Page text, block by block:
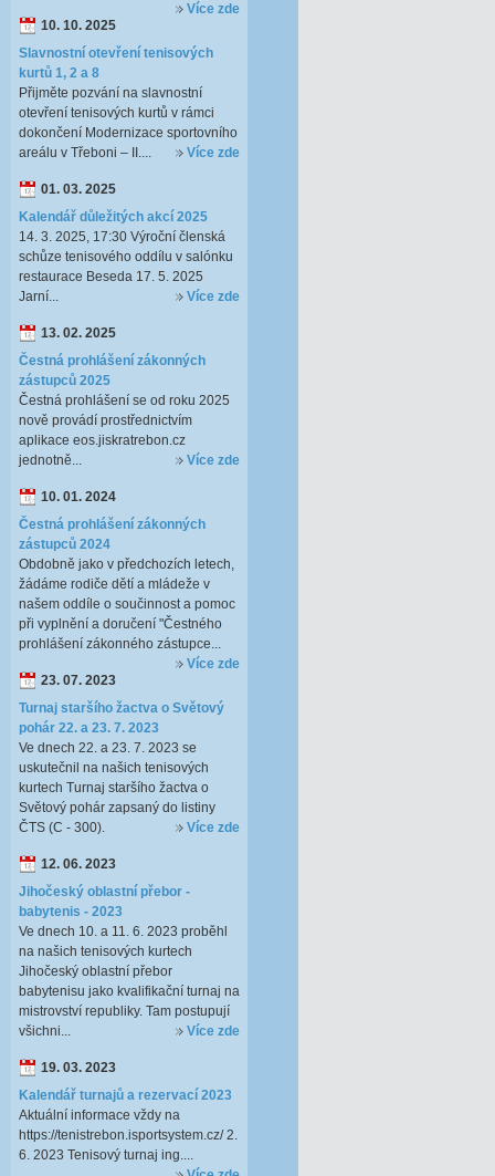
Více zde
10. 10. 2025
Slavnostní otevření tenisových
kurtů 1, 2 a 8
Přijměte pozvání na slavnostní
otevření tenisových kurtů v rámci
dokončení Modernizace sportovního
areálu v Třeboni – II....
Více zde
01. 03. 2025
Kalendář důležitých akcí 2025
14. 3. 2025, 17:30 Výroční členská
schůze tenisového oddílu v salónku
restaurace Beseda 17. 5. 2025
Jarní...
Více zde
13. 02. 2025
Čestná prohlášení zákonných
zástupců 2025
Čestná prohlášení se od roku 2025
nově provádí prostřednictvím
aplikace eos.jiskratrebon.cz
jednotně...
Více zde
10. 01. 2024
Čestná prohlášení zákonných
zástupců 2024
Obdobně jako v předchozích letech,
žádáme rodiče dětí a mládeže v
našem oddíle o součinnost a pomoc
při vyplnění a doručení "Čestného
prohlášení zákonného zástupce...
Více zde
23. 07. 2023
Turnaj staršího žactva o Světový
pohár 22. a 23. 7. 2023
Ve dnech 22. a 23. 7. 2023 se
uskutečnil na našich tenisových
kurtech Turnaj staršího žactva o
Světový pohár zapsaný do listiny
ČTS (C - 300).
Více zde
12. 06. 2023
Jihočeský oblastní přebor -
babytenis - 2023
Ve dnech 10. a 11. 6. 2023 proběhl
na našich tenisových kurtech
Jihočeský oblastní přebor
babytenisu jako kvalifikační turnaj na
mistrovství republiky. Tam postupují
všichni...
Více zde
19. 03. 2023
Kalendář turnajů a rezervací 2023
Aktuální informace vždy na
https://tenistrebon.isportsystem.cz/ 2.
6. 2023 Tenisový turnaj ing....